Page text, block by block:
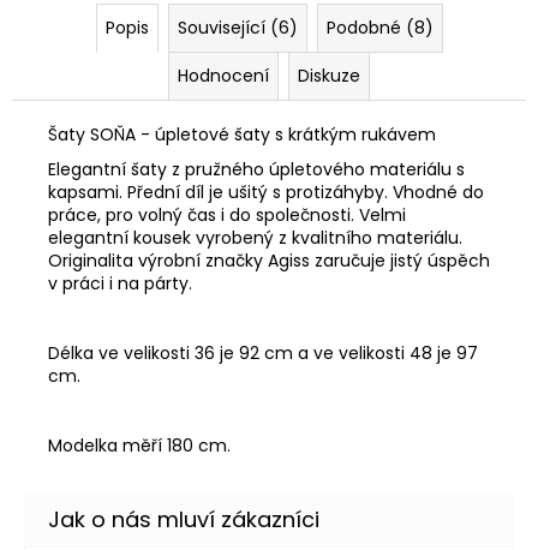
Popis Související (6)
Podobné (8)
Hodnocení
Diskuze
Šaty SOŇA - úpletové šaty s krátkým rukávem
Elegantní šaty z pružného úpletového materiálu s
kapsami. Přední díl je ušitý s protizáhyby. Vhodné do
práce, pro volný čas i do společnosti. Velmi
elegantní kousek vyrobený z kvalitního materiálu.
Originalita výrobní značky Agiss zaručuje jistý úspěch
v práci i na párty.
Délka ve velikosti 36 je 92 cm a ve velikosti 48 je 97
cm.
Modelka měří 180 cm.